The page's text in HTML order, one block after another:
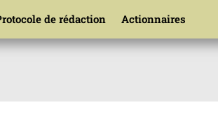
de rédaction Actionnaires